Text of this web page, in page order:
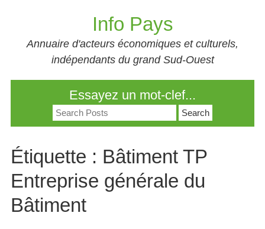
Info Pays
Annuaire d'acteurs économiques et culturels,
indépendants du grand Sud-Ouest
Essayez un mot-clef...
Search
for:
Étiquette : Bâtiment TP
Entreprise générale du
Bâtiment